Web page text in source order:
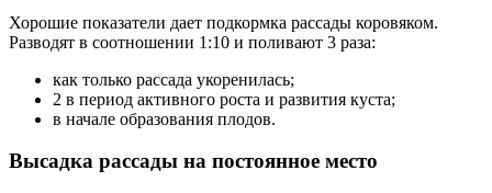
Хорошие показатели дает подкормка рассады коровяком.
Разводят в соотношении 1:10 и поливают 3 раза:
как только рассада укоренилась;
2 в период активного роста и развития куста;
в начале образования плодов.
Высадка рассады на постоянное место